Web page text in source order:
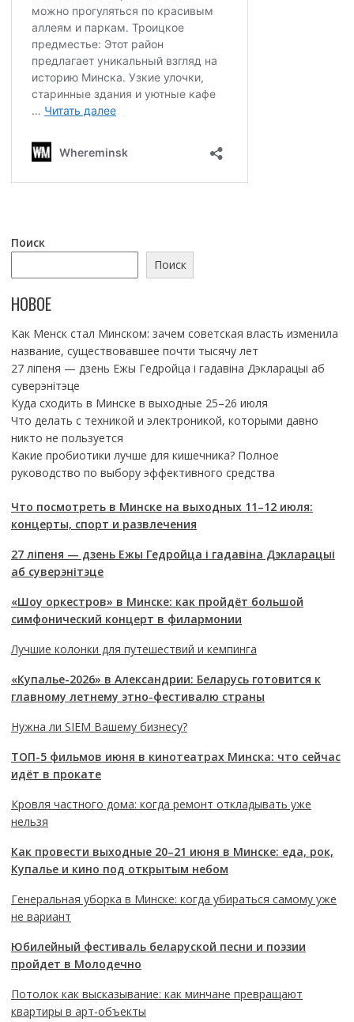
Поиск
Поиск
НОВОЕ
Как Менск стал Минском: зачем советская власть изменила
название, существовавшее почти тысячу лет
27 ліпеня — дзень Ежы Гедройца і гадавіна Дэкларацыі аб
суверэнітэце
Куда сходить в Минске в выходные 25–26 июля
Что делать с техникой и электроникой, которыми давно
никто не пользуется
Какие пробиотики лучше для кишечника? Полное
руководство по выбору эффективного средства
Что посмотреть в Минске на выходных 11–12 июля:
концерты, спорт и развлечения
27 ліпеня — дзень Ежы Гедройца і гадавіна Дэкларацыі
аб суверэнітэце
«Шоу оркестров» в Минске: как пройдёт большой
симфонический концерт в филармонии
Лучшие колонки для путешествий и кемпинга
«Купалье-2026» в Александрии: Беларусь готовится к
главному летнему этно-фестивалю страны
Нужна ли SIEM Вашему бизнесу?
ТОП-5 фильмов июня в кинотеатрах Минска: что сейчас
идёт в прокате
Кровля частного дома: когда ремонт откладывать уже
нельзя
Как провести выходные 20–21 июня в Минске: еда, рок,
Купалье и кино под открытым небом
Генеральная уборка в Минске: когда убираться самому уже
не вариант
Юбилейный фестиваль беларуской песни и поэзии
пройдет в Молодечно
Потолок как высказывание: как минчане превращают
квартиры в арт-объекты